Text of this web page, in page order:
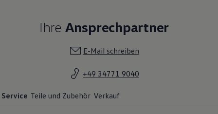
Ihre Ansprechpartner
E-Mail schreiben
+49 34771 9040
Service Teile und Zubehör Verkauf